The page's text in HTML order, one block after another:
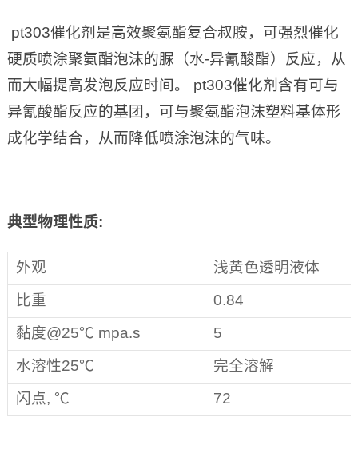
pt303催化剂是高效聚氨酯复合叔胺，可强烈催化
硬质喷涂聚氨酯泡沫的脲（水-异氰酸酯）反应，从
而大幅提高发泡反应时间。 pt303催化剂含有可与
异氰酸酯反应的基团，可与聚氨酯泡沫塑料基体形
成化学结合，从而降低喷涂泡沫的气味。
典型物理性质:
外观
浅黄色透明液体
比重
0.84
黏度@25℃ mpa.s
5
水溶性25℃
完全溶解
闪点, ℃
72